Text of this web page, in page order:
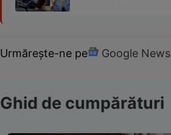
Urmărește-ne pe Google News
Ghid de cumpărături